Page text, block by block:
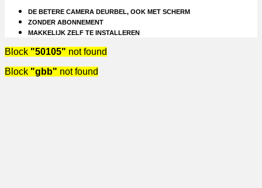
DE BETERE CAMERA DEURBEL, OOK MET SCHERM
ZONDER ABONNEMENT
MAKKELIJK ZELF TE INSTALLEREN
Block "50105" not found
Block "gbb" not found